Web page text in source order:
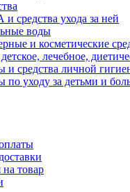
средства ухода за ней
воды
и косметические
лечебное,
и средства личной
по уходу за детьми и
на товар